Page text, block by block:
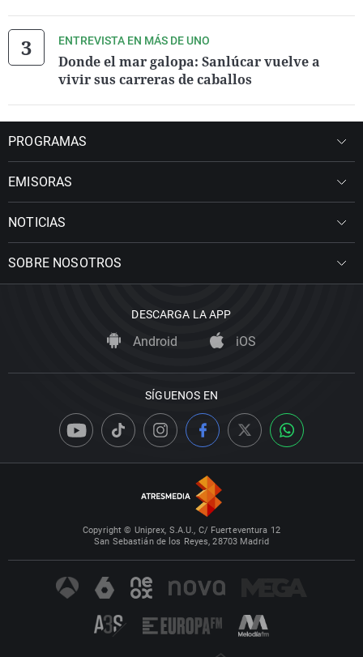
ENTREVISTA EN MÁS DE UNO
Donde el mar galopa: Sanlúcar vuelve a
vivir sus carreras de caballos
PROGRAMAS
EMISORAS
NOTICIAS
SOBRE NOSOTROS
DESCARGA LA APP
Android iOS
SÍGUENOS EN
Copyright © Uniprex, S.A.U., C/ Fuerteventura 12
San Sebastián de los Reyes, 28703 Madrid